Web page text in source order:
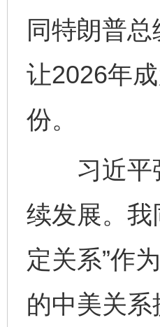
同特朗普
让2026年
份。
习近平强
续发展。我
定关系”作
的中美关